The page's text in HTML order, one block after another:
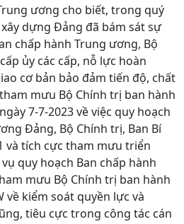
ương cho biết, trong quý
dựng Đảng đã bám sát sự
chấp hành Trung ương, Bộ
ủy các cấp, nỗ lực hoàn
cơ bản bảo đảm tiến độ, chất
mưu Bộ Chính trị ban hành
7-7-2023 về việc quy hoạch
Đảng, Bộ Chính trị, Ban Bí
và tích cực tham mưu triển
quy hoạch Ban chấp hành
mưu Bộ Chính trị ban hành
về kiểm soát quyền lực và
tiêu cực trong công tác cán